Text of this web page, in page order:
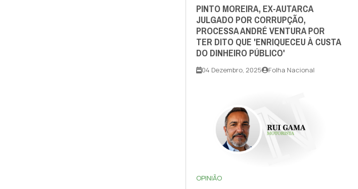
PINTO MOREIRA, EX-AUTARCA
JULGADO POR CORRUPÇÃO,
PROCESSA ANDRÉ VENTURA POR
TER DITO QUE 'ENRIQUECEU À CUSTA
DO DINHEIRO PÚBLICO'
04 Dezembro, 2025 Folha Nacional
OPINIÃO